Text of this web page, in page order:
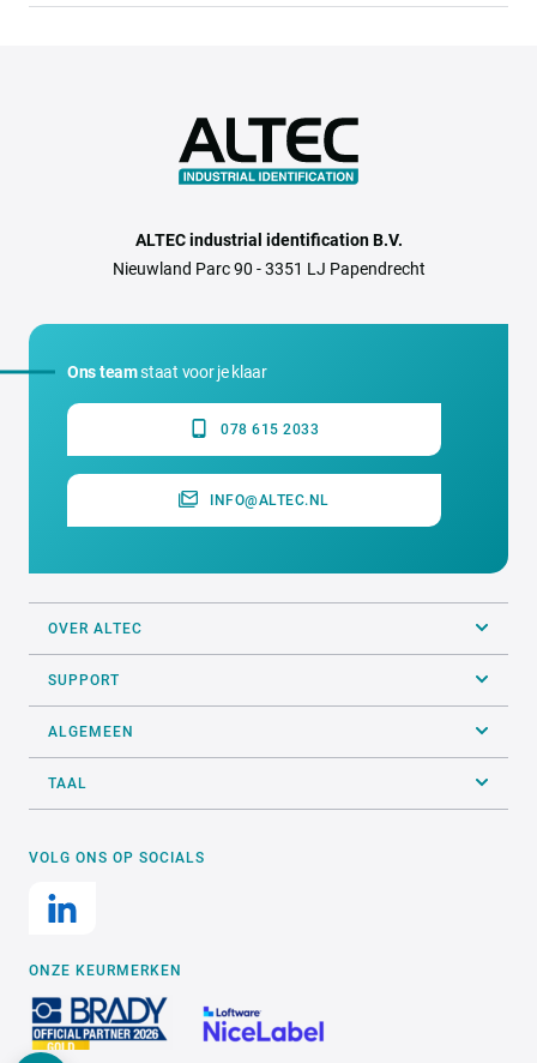
ALTEC industrial identification B.V.
Nieuwland Parc 90 - 3351 LJ Papendrecht
Ons teamstaat voor je klaar
078 615 2033
INFO@ALTEC.NL
OVER ALTEC
SUPPORT
ALGEMEEN
TAAL
VOLG ONS OP SOCIALS
ONZE KEURMERKEN